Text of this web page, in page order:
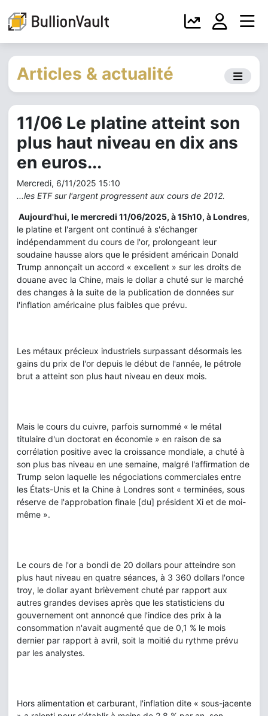
Articles & actualité
11/06 Le platine atteint son
plus haut niveau en dix ans
en euros...
Mercredi, 6/11/2025 15:10
...les ETF sur l'argent progressent aux cours de 2012.
Aujourd'hui, le mercredi 11/06/2025, à 15h10, à Londres,
le platine et l'argent ont continué à s'échanger
indépendamment du cours de l'or, prolongeant leur
soudaine hausse alors que le président américain Donald
Trump annonçait un accord « excellent » sur les droits de
douane avec la Chine, mais le dollar a chuté sur le marché
des changes à la suite de la publication de données sur
l'inflation américaine plus faibles que prévu.
Les métaux précieux industriels surpassant désormais les
gains du prix de l'or depuis le début de l'année, le pétrole
brut a atteint son plus haut niveau en deux mois.
Mais le cours du cuivre, parfois surnommé « le métal
titulaire d'un doctorat en économie » en raison de sa
corrélation positive avec la croissance mondiale, a chuté à
son plus bas niveau en une semaine, malgré l'affirmation de
Trump selon laquelle les négociations commerciales entre
les États-Unis et la Chine à Londres sont « terminées, sous
réserve de l'approbation finale [du] président Xi et de moi-
même ».
Le cours de l'or a bondi de 20 dollars pour atteindre son
plus haut niveau en quatre séances, à 3 360 dollars l'once
troy, le dollar ayant brièvement chuté par rapport aux
autres grandes devises après que les statisticiens du
gouvernement ont annoncé que l'indice des prix à la
consommation n'avait augmenté que de 0,1 % le mois
dernier par rapport à avril, soit la moitié du rythme prévu
par les analystes.
Hors alimentation et carburant, l'inflation dite « sous-jacente